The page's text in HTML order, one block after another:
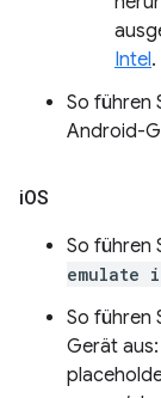
Intel.
So führen
Android-
iOS
So führen
emulate
So führen
Gerät aus: